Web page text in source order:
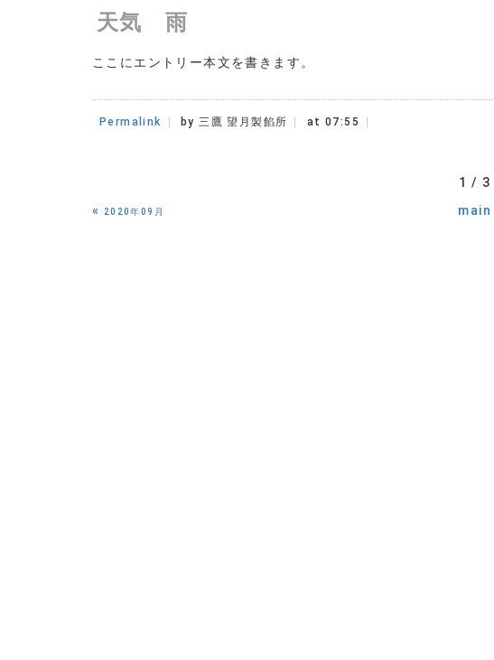
天気 雨
ここにエントリー本文を書きます。
Permalink by 三鷹 望月製餡所 at 07:55
1 / 3
«
2020年09月 main